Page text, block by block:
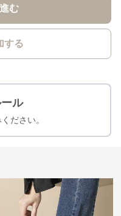
む
する
ル
ださい。